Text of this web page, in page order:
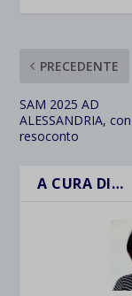
PRECEDENTE
SAM 2025 AD
ALESSANDRIA, con
resoconto
A CURA DI…